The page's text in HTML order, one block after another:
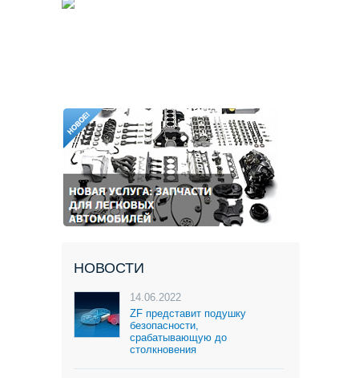
НОВОСТИ
14.06.2022
ZF представит подушку
безопасности,
срабатывающую до
столкновения